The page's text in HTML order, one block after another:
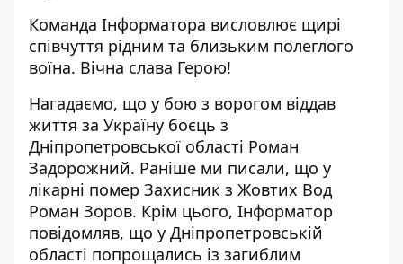
Команда Інформатора висловлює щирі
співчуття рідним та близьким полеглого
воїна. Вічна слава Герою!
Нагадаємо, що у бою з ворогом віддав
життя за Україну боєць з
Дніпропетровської області Роман
Задорожний. Раніше ми писали, що у
лікарні помер Захисник з Жовтих Вод
Роман Зоров. Крім цього, Інформатор
повідомляв, що у Дніпропетровській
області попрощались із загиблим